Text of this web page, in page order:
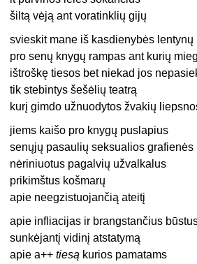
šiltą vėją ant voratinklių gijų
svieskit mane iš kasdienybės lentynų
pro senų knygų rampas ant kurių
ištroškę tiesos bet niekad jos
tik stebintys šešėlių teatrą
kurį gimdo užnuodytos žvakių
jiems kaišo pro knygų puslapius
senųjų pasaulių seksualios grafienės
nėriniuotus pagalvių užvalkalus
prikimštus košmarų
apie neegzistuojančią ateitį
apie infliacijas ir brangstančius
sunkėjantį vidinį atstatymą
apie a++tiesą kurios pamatams